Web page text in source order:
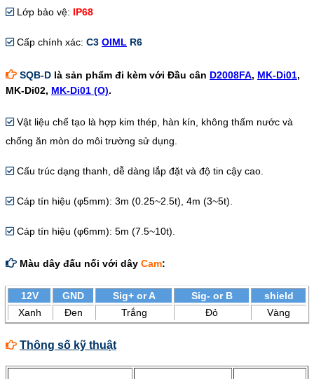
Lớp bảo vệ: IP68
Cấp chính xác: C3 OIML R6
SQB-D là sản phẩm đi kèm với Đầu cân D2008FA, MK-Di01,
MK-Di02, MK-Di01 (O).
Vật liệu chế tạo là hợp kim thép, hàn kín, không thấm nước và
chống ăn mòn do môi trường sử dụng.
Cấu trúc dạng thanh, dễ dàng lắp đặt và độ tin cậy cao.
Cáp tín hiệu (φ5mm): 3m (0.25~2.5t), 4m (3~5t).
Cáp tín hiệu (φ6mm): 5m (7.5~10t).
Màu dây đấu nối với dây Cam:
12V GND Sig+ or A Sig- or B
shield
Xanh
Đen Trắng Đỏ Vàng
Thông số kỹ thuật